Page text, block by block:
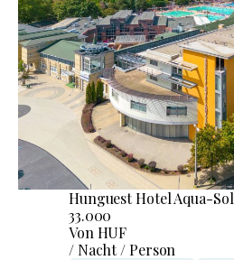
Hunguest Hotel Aqua-Sol
33.000
Von HUF
/ Nacht / Person